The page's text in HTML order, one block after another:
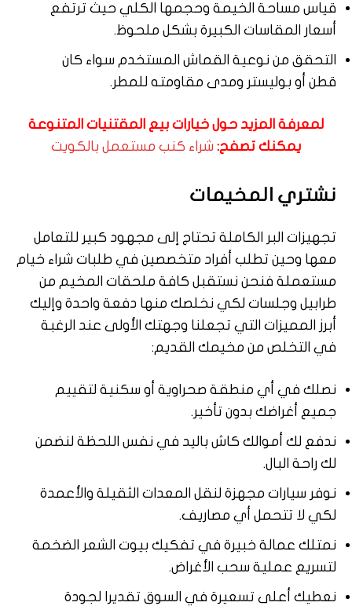
قياس مساحة الخيمة وحجمها الكلي حيث ترتفع
أسعار المقاسات الكبيرة بشكل ملحوظ.
التحقق من نوعية القماش المستخدم سواء كان
قطن أو بوليستر ومدى مقاومته للمطر.
لمعرفة المزيد حول خيارات بيع المقتنيات المتنوعة
يمكنك تصفح: شراء كنب مستعمل بالكويت
نشتري المخيمات
تجهيزات البر الكاملة تحتاج إلى مجهود كبير للتعامل
معها وحين تطلب أفراد متخصصين في طلبات شراء خيام
مستعملة فنحن نستقبل كافة ملحقات المخيم من
طرابيل وجلسات لكي نخلصك منها دفعة واحدة وإليك
أبرز المميزات التي تجعلنا وجهتك الأولى عند الرغبة
في التخلص من مخيمك القديم:
نصلك في أي منطقة صحراوية أو سكنية لتقييم
جميع أغراضك بدون تأخير.
ندفع لك أموالك كاش باليد في نفس اللحظة لنضمن
لك راحة البال.
نوفر سيارات مجهزة لنقل المعدات الثقيلة والأعمدة
لكي لا تتحمل أي مصاريف.
نمتلك عمالة خبيرة في تفكيك بيوت الشعر الضخمة
لتسريع عملية سحب الأغراض.
نعطيك أعلى تسعيرة في السوق تقديرا لجودة